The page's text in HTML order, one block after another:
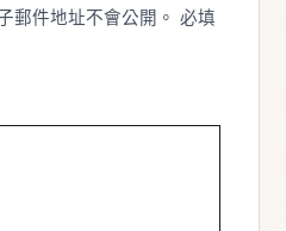
郵件地址不會公開。 必填